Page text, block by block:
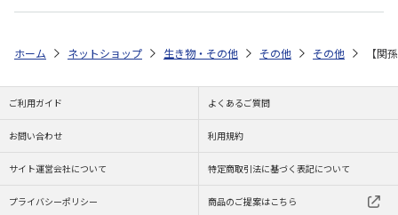
ホーム ネットショップ 生き物・その他 その他 その他 【関
ご利用ガイド よくあるご質問
お問い合わせ 利用規約
サイト運営会社について 特定商取引法に基づく表記について
プライバシーポリシー 商品のご提案はこちら